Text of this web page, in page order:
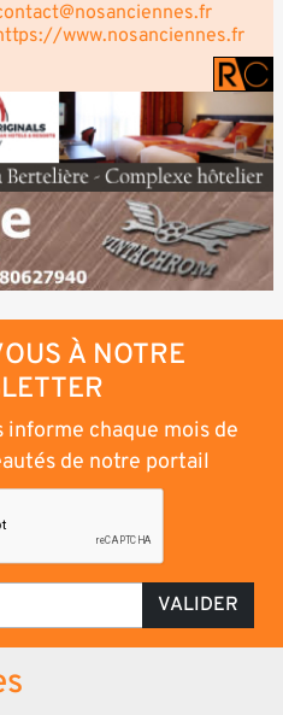
www.nosanciennes.fr
À NOTRE
chaque mois de
de notre portail
VALIDER